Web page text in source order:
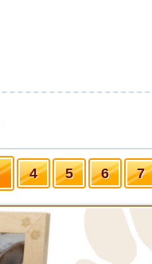
4 5 6 7